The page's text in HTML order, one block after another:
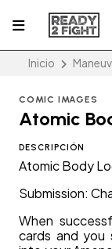
Inicio
COMIC IMAGES
Atomic
DESCRIPCIÓN
Atomic Body
Submission:
When
cards and you